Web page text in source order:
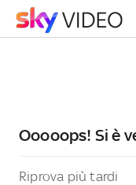
Ooooops! Si è
Riprova più tardi